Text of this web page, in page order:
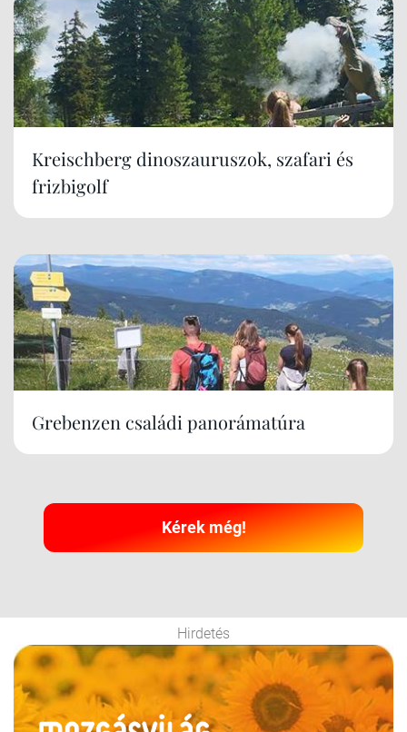
Kreischberg dinoszauruszok, szafari és
frizbigolf
Grebenzen családi panorámatúra
Kérek még!
Hirdetés